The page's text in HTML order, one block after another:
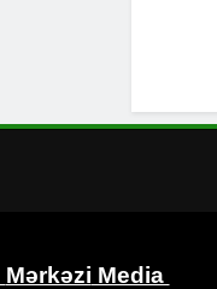
Mərkəzi Media